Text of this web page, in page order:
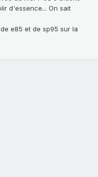
d'essence... On sait
e85 et de sp95 sur la